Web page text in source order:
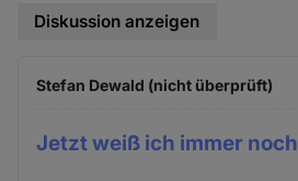
Diskussion anzeigen
Stefan Dewald (nicht überprüft)
Jetzt weiß ich immer noch